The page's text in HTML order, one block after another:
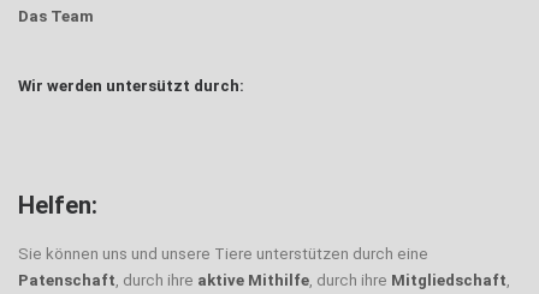
Das Team
Wir werden untersützt durch:
Helfen:
Sie können uns und unsere Tiere unterstützen durch eine
Patenschaft, durch ihre aktive Mithilfe, durch ihre Mitgliedschaft,